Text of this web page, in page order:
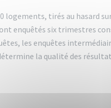
logements, tirés au hasard
enquêtés six trimestres
les enquêtes
la qualité des